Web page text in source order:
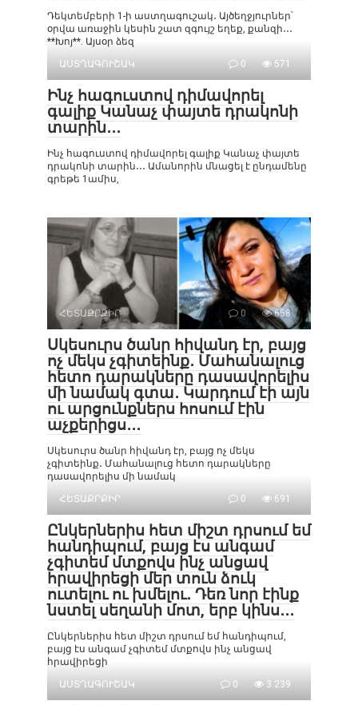
Դեկտեմբերի 1-ի աստղագուշակ․ Այծեղջյուրներ՝
օրվա առաջին կեսին շատ զգույշ եղեք, քանզի․․․
**Խոյ**. Այսօր ձեզ
ԱՍՏՂԱԳՈՒՇԱԿ
0 571
Ինչ հագուստով դիմավորել
գալիք Կանաչ փայտե դրակոնի
տարին․․․
Ինչ հագուստով դիմավորել գալիք Կանաչ փայտե
դրակոնի տարին․․․ Ամանորին մնացել է ընդամենը
գրեթե 1ամիս,
ՀԵՏԱՔՐՔԻՐ 0 658
Սկեսուրս ծանր հիվանդ էր, բայց
ոչ մեկս չգիտեինք․ Մահանալուց
հետո դարակները դասավորելիս
մի նամակ գտա․ Կարդում էի այն
ու արցունքներս հոսում էին
աչքերիցս․․․
Սկեսուրս ծանր հիվանդ էր, բայց ոչ մեկս
չգիտեինք․ Մահանալուց հետո դարակները
դասավորելիս մի նամակ
ՀԵՏԱՔՐՔԻՐ
0 691
Ընկերներիս հետ միշտ դրսում եմ
հանդիպում, բայց էս անգամ
չգիտեմ մտքովս ինչ անցավ
հրավիրեցի մեր տուն ձուկ
ուտելու ու խմելու․ Դեռ նոր էինք
նստել սեղանի մոտ, երբ կինս․․․
Ընկերներիս հետ միշտ դրսում եմ հանդիպում,
բայց էս անգամ չգիտեմ մտքովս ինչ անցավ
հրավիրեցի
ԱՍՏՂԱԳՈՒՇԱԿ
0 3 239